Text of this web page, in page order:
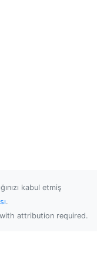
kabul etmiş
.
with attribution required.